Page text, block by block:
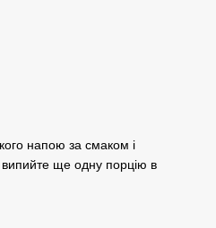
напою за смаком і
випийте ще одну порцію в